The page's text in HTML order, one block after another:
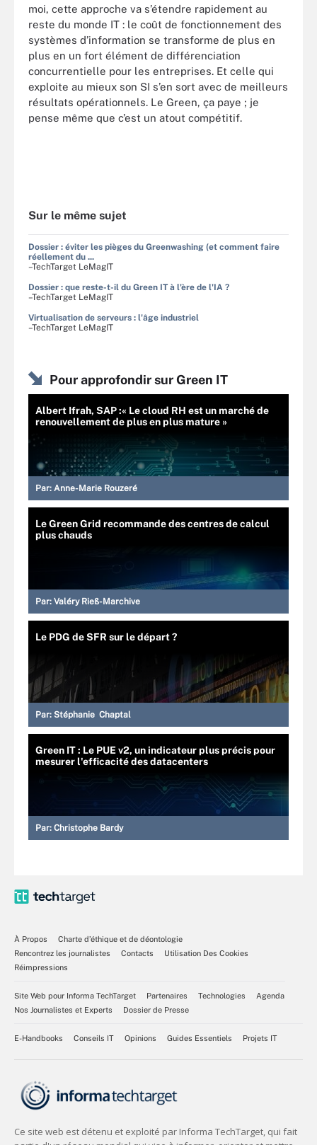
moi, cette approche va s’étendre rapidement au
reste du monde IT : le coût de fonctionnement des
systèmes d’information se transforme de plus en
plus en un fort élément de différenciation
concurrentielle pour les entreprises. Et celle qui
exploite au mieux son SI s’en sort avec de meilleurs
résultats opérationnels. Le Green, ça paye ; je
pense même que c’est un atout compétitif.
Sur le même sujet
Dossier : éviter les pièges du Greenwashing (et comment faire
réellement du ...
–TechTarget LeMagIT
Dossier : que reste-t-il du Green IT à l'ère de l'IA ?
–TechTarget LeMagIT
Virtualisation de serveurs : l'âge industriel
–TechTarget LeMagIT
Pour approfondir sur Green IT
Albert Ifrah, SAP :« Le cloud RH est un marché de
renouvellement de plus en plus mature »
Par: Anne-Marie Rouzeré
Le Green Grid recommande des centres de calcul
plus chauds
Par: Valéry Rieß-Marchive
Le PDG de SFR sur le départ ?
Par: Stéphanie Chaptal
Green IT : Le PUE v2, un indicateur plus précis pour
mesurer l'efficacité des datacenters
Par: Christophe Bardy
À Propos
Charte d’éthique et de déontologie
Rencontrez les journalistes
Contacts
Utilisation Des Cookies
Réimpressions
Site Web pour Informa TechTarget Partenaires Technologies
Agenda
Nos Journalistes et Experts
Dossier de Presse
E-Handbooks Conseils IT Opinions Guides Essentiels Projets IT